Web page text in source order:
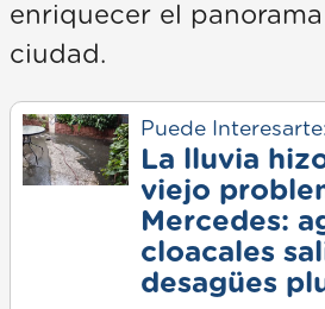
enriquecer el
ciudad.
Puede Interesarte:
La lluvia
viejo
Mercedes:
cloacales
desagües